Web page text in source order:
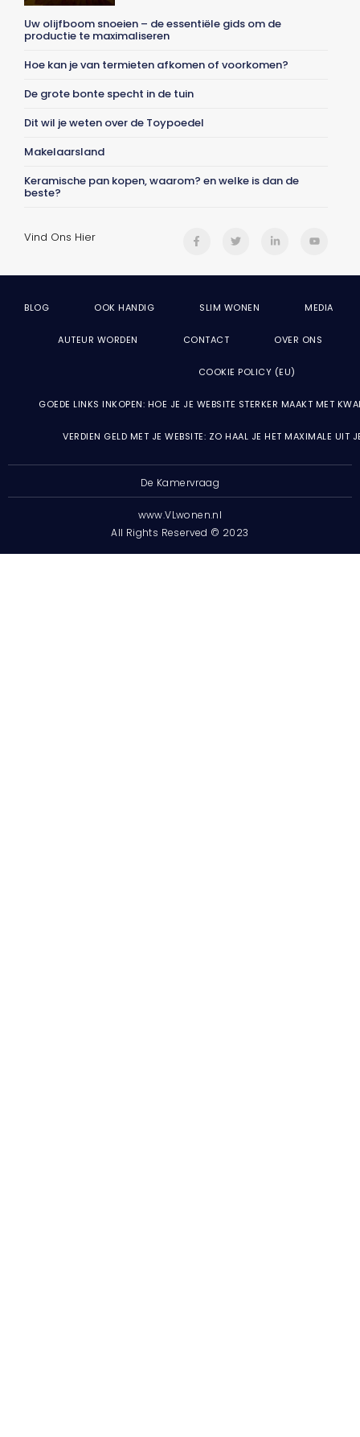
Uw olijfboom snoeien – de essentiële gids om de
productie te maximaliseren
Hoe kan je van termieten afkomen of voorkomen?
De grote bonte specht in de tuin
Dit wil je weten over de Toypoedel
Makelaarsland
Keramische pan kopen, waarom? en welke is dan de
beste?
Vind Ons Hier
BLOG OOK HANDIG SLIM WONEN MEDIA
AUTEUR WORDEN CONTACT OVER ONS
COOKIE POLICY (EU)
GOEDE LINKS INKOPEN: HOE JE JE WEBSITE STERKER MAAKT MET
VERDIEN GELD MET JE WEBSITE: ZO HAAL JE HET MAXIMALE UIT
De Kamervraag
www.VLwonen.nl
All Rights Reserved © 2023